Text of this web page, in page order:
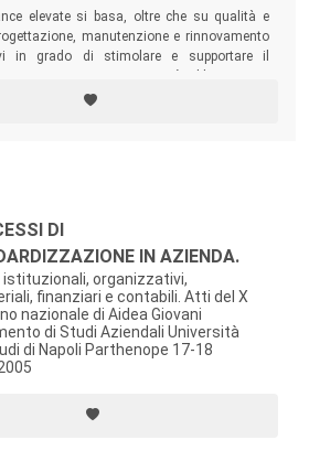
elevate si basa, oltre che su qualità e
manutenzione e rinnovamento
in grado di stimolare e supportare il
la gestione della conoscenza, il governo
il presidio consapevole della traiettoria di
DI
IN AZIENDA.
organizzativi,
finanziari e contabili. Atti del X
nazionale di Aidea Giovani
di Studi Aziendali Università
di Napoli Parthenope 17-18